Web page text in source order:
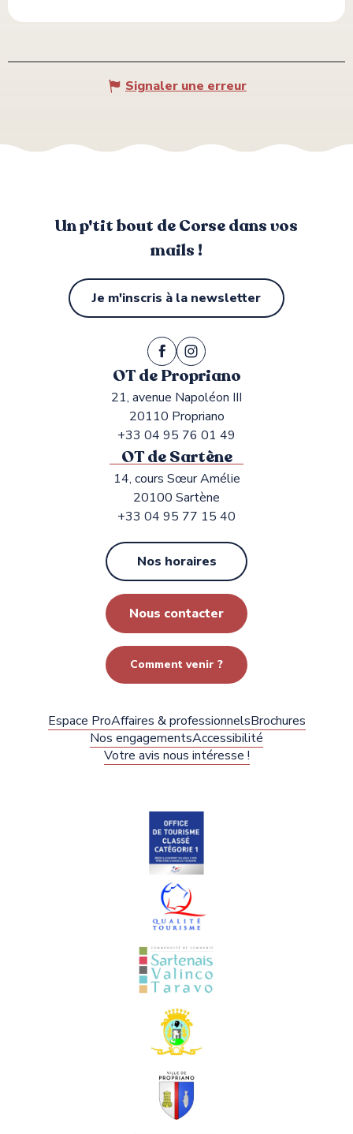
Signaler une erreur
Un p'tit bout de Corse dans vos
mails !
Je m'inscris à la newsletter
OT de Propriano
21, avenue Napoléon III
20110 Propriano
+33 04 95 76 01 49
OT de Sartène
14, cours Sœur Amélie
20100 Sartène
+33 04 95 77 15 40
Nos horaires
Nous contacter
Comment venir ?
Espace ProAffaires & professionnelsBrochures
Nos engagementsAccessibilité
Votre avis nous intéresse !